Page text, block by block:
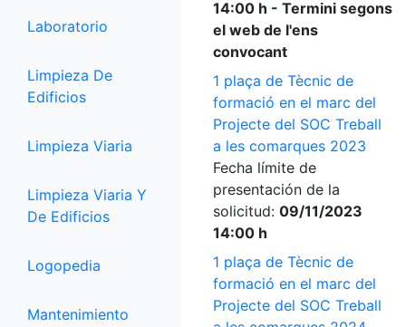
Laboratorio
Limpieza De
Edificios
Limpieza Viaria
Limpieza Viaria Y
De Edificios
Logopedia
Mantenimiento
14:00 h - Termini segons
el web de l'ens
convocant
1 plaça de Tècnic de
formació en el marc del
Projecte del SOC Treball
a les comarques 2023
Fecha límite de
presentación de la
solicitud: 09/11/2023
14:00 h
1 plaça de Tècnic de
formació en el marc del
Projecte del SOC Treball